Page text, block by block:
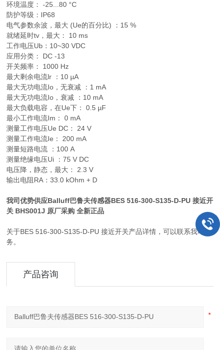
环境温度： -25...80 °C
防护等级：IP68
电气参数余波，最大 (Ue的百分比) ：15 %
就绪延时tv，最大： 10 ms
工作电压Ub：10~30 VDC
应用分类： DC -13
开关频率： 1000 Hz
最大剩余电流lr ：10 µA
最大无功电流Io，无衰减 ：1 mA
最大无功电流Io，衰减 ：10 mA
最大负载电容，在Ue下： 0.5 µF
最小工作电流Im： 0 mA
测量工作电压Ue DC： 24 V
测量工作电流Ie： 200 mA
测量短路电流 ：100 A
测量绝缘电压Ui ：75 V DC
电压降，静态，最大： 2.3 V
输出电阻RA：33.0 kOhm + D
我司优势供应Balluff巴鲁夫传感器BES 516-300-S135-D-PU 接近开
关 BHS001J 原厂采购 全新正品
关于BES 516-300-S135-D-PU 接近开关产品详情，可以联系我司业
务。
产品咨询